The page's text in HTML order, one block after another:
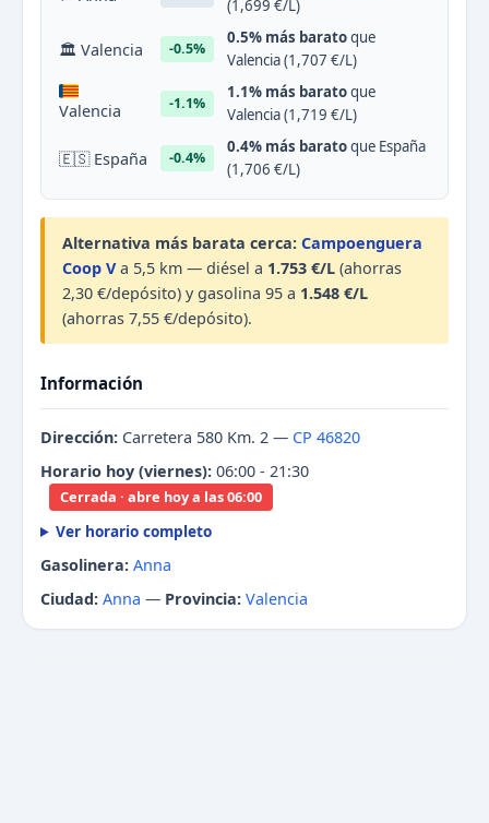
(1,699 €/L)
🏛 Valencia -0.5%
0.5% más baratoque
Valencia (1,707 €/L)
Valencia -1.1%
1.1% más baratoque
Valencia (1,719 €/L)
🇪🇸 España -0.4%
0.4% más baratoque España
(1,706 €/L)
Alternativa más barata cerca: Campoenguera
Coop Va 5,5 km — diésel a 1.753 €/L (ahorras
2,30 €/depósito) y gasolina 95 a 1.548 €/L
(ahorras 7,55 €/depósito).
Información
Dirección: Carretera 580 Km. 2 — CP 46820
Horario hoy (viernes): 06:00 - 21:30
Cerrada · abre hoy a las 06:00
Ver horario completo
Gasolinera: Anna
Ciudad: Anna — Provincia: Valencia